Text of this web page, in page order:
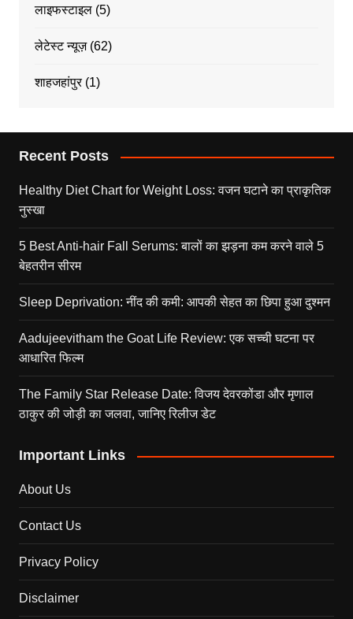
लाइफस्टाइल(5)
लेटेस्ट न्यूज़(62)
शाहजहांपुर(1)
Recent Posts
Healthy Diet Chart for Weight Loss: वजन घटाने का प्राकृतिक
नुस्खा
5 Best Anti-hair Fall Serums: बालों का झड़ना कम करने वाले 5
बेहतरीन सीरम
Sleep Deprivation: नींद की कमी: आपकी सेहत का छिपा हुआ दुश्मन
Aadujeevitham the Goat Life Review: एक सच्ची घटना पर
आधारित फिल्म
The Family Star Release Date: विजय देवरकोंडा और मृणाल
ठाकुर की जोड़ी का जलवा, जानिए रिलीज डेट
Important Links
About Us
Contact Us
Privacy Policy
Disclaimer